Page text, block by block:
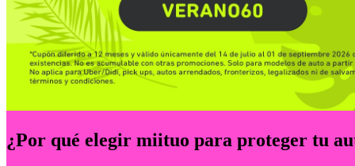
¿Por qué elegir miituo para proteger tu